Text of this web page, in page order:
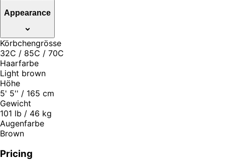
Appearance
Körbchengrösse
32C / 85C / 70C
Haarfarbe
Light brown
Höhe
5' 5'' / 165 cm
Gewicht
101 lb / 46 kg
Augenfarbe
Brown
Pricing